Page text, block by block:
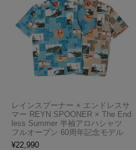
レインスプーナー × エンドレスサ
マー REYN SPOONER × The End
less Summer 半袖アロハシャツ
フルオープン 60周年記念モデル
¥22,990